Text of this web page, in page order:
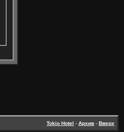
Tokio Hotel - Архив - Вверх